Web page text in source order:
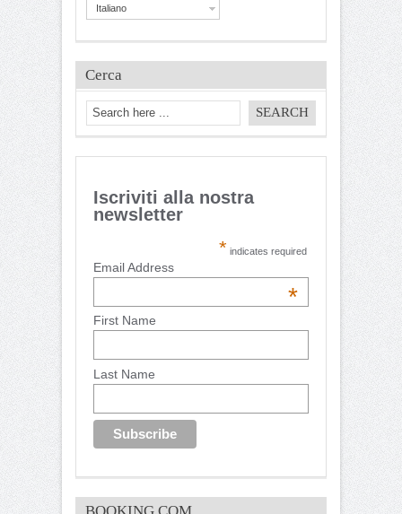
Italiano
Cerca
Iscriviti alla nostra
newsletter
* indicates required
Email Address
*
First Name
Last Name